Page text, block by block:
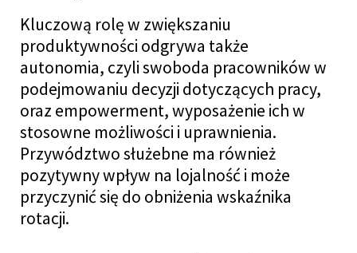
Kluczową rolę w zwiększaniu
produktywności odgrywa także
autonomia, czyli swoboda pracowników w
podejmowaniu decyzji dotyczących pracy,
oraz empowerment, wyposażenie ich w
stosowne możliwości i uprawnienia.
Przywództwo służebne ma również
pozytywny wpływ na lojalność i może
przyczynić się do obniżenia wskaźnika
rotacji.